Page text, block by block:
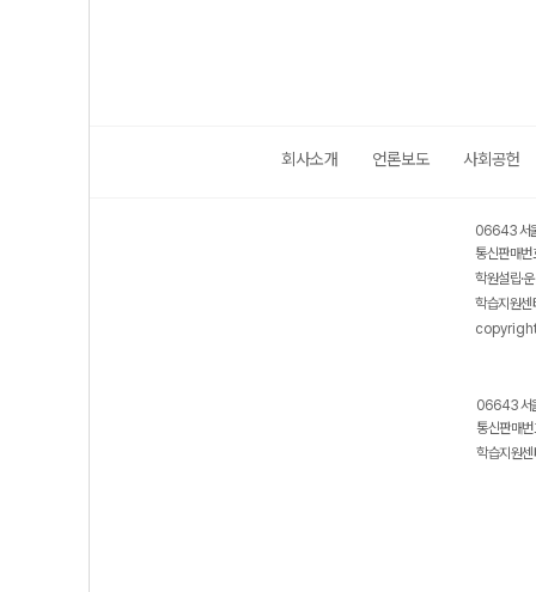
회사소개 언론보도 사회공헌
06643 서
통신판매
학원설립·
학습지원
06643 서
통신판매
학습지원